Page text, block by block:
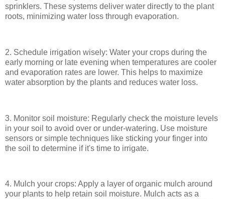
sprinklers. These systems deliver water directly to the plant
roots, minimizing water loss through evaporation.
2. Schedule irrigation wisely: Water your crops during the
early morning or late evening when temperatures are cooler
and evaporation rates are lower. This helps to maximize
water absorption by the plants and reduces water loss.
3. Monitor soil moisture: Regularly check the moisture levels
in your soil to avoid over or under-watering. Use moisture
sensors or simple techniques like sticking your finger into
the soil to determine if it's time to irrigate.
4. Mulch your crops: Apply a layer of organic mulch around
your plants to help retain soil moisture. Mulch acts as a